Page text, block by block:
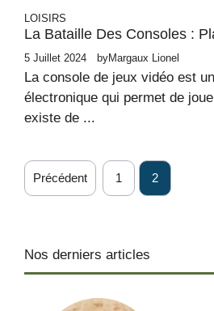
LOISIRS
La Bataille Des Consoles :
5 Juillet 2024 byMargaux Lionel
La console de jeux vidéo est
électronique qui permet de
existe de ...
Précédent 1 2
Nos derniers articles